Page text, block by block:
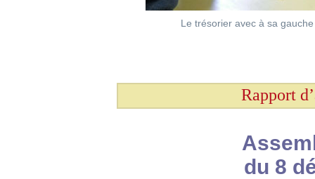
Le trésorier avec à sa
Rapport
du 8